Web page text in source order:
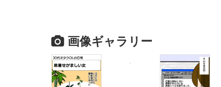
画像ギャラリー